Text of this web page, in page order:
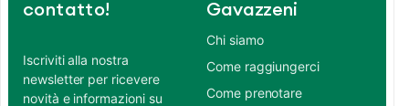
contatto!
Iscriviti alla nostra
newsletter per ricevere
novità e informazioni su
Gavazzeni
Chi siamo
Come raggiungerci
Come prenotare